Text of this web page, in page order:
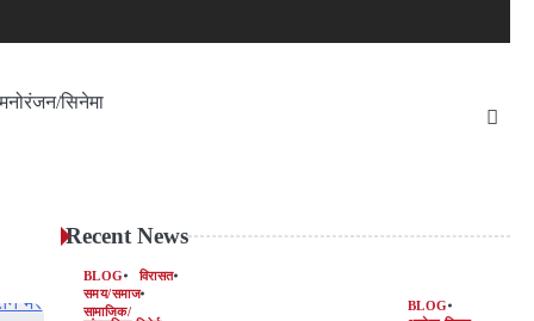
सिनेमा
Recent News
BLOG
विरासत
समय/समाज
सामाजिक/
BLOG